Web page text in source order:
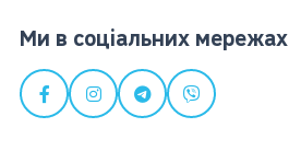
Ми в соціальних мережах